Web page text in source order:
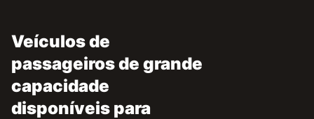
Veículos de
passageiros de grande
capacidade
disponíveis para